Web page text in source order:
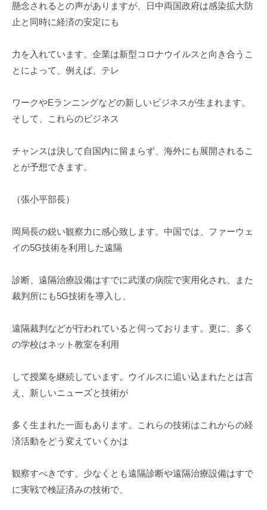
懸念されるとの声がありますが、日中両国政府は感染拡大防
止と同時に経済の安定にも
力を入れています。企業は新型コロナウイルスと向き合うこ
とによって、例えば、テレ
ワークやEランニングなどの新しいビジネスが生まれます。
そして、これらのビジネス
チャンスは決して自国内に留まらず、海外にも展開されるこ
とが予想できます。
（張小平部長）
岡局長の鋭い観察力に感心致します。中国では、ファーウェ
イの5G技術を利用した遠隔
診断、遠隔治療設備はすでに武漢の病院で実用化され、また
裁判所にも5G技術を導入し、
遠隔裁判などが行われていると伺っております。更に、多く
の学校はネット教室を利用
して授業を継続しています。ウイルスに追い込まれたとは言
え、新しいニューズと技術が
多く生まれた一面もあります。これらの技術はこれからの経
済活動をどう変えていくかは
観察すべきです。少なくとも遠隔診断や遠隔治療設備はすで
に実戦で検証済みの技術で、